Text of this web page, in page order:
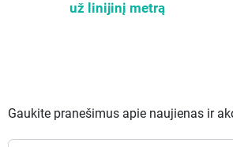
už linijinį metrą
Gaukite pranešimus apie naujienas ir